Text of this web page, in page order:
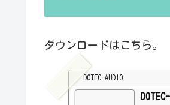
ダウンロードはこちら。
DOTEC-AUDIO